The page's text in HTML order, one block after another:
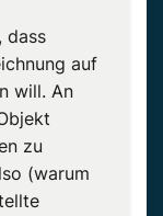
dass
auf
will. An
zu
(warum